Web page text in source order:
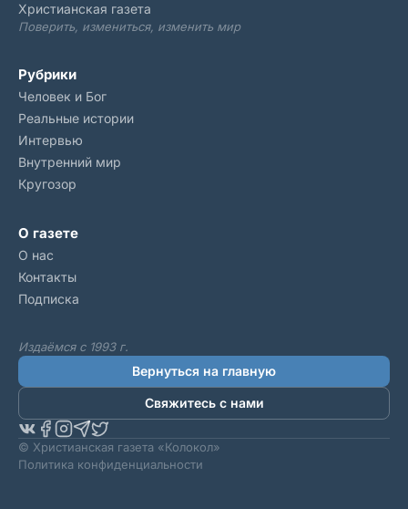
Христианская газета
Поверить, измениться, изменить мир
Рубрики
Человек и Бог
Реальные истории
Интервью
Внутренний мир
Кругозор
О газете
О нас
Контакты
Подписка
Издаёмся с 1993 г.
Вернуться на главную
Свяжитесь с нами
© Христианская газета «Колокол»
Политика конфиденциальности